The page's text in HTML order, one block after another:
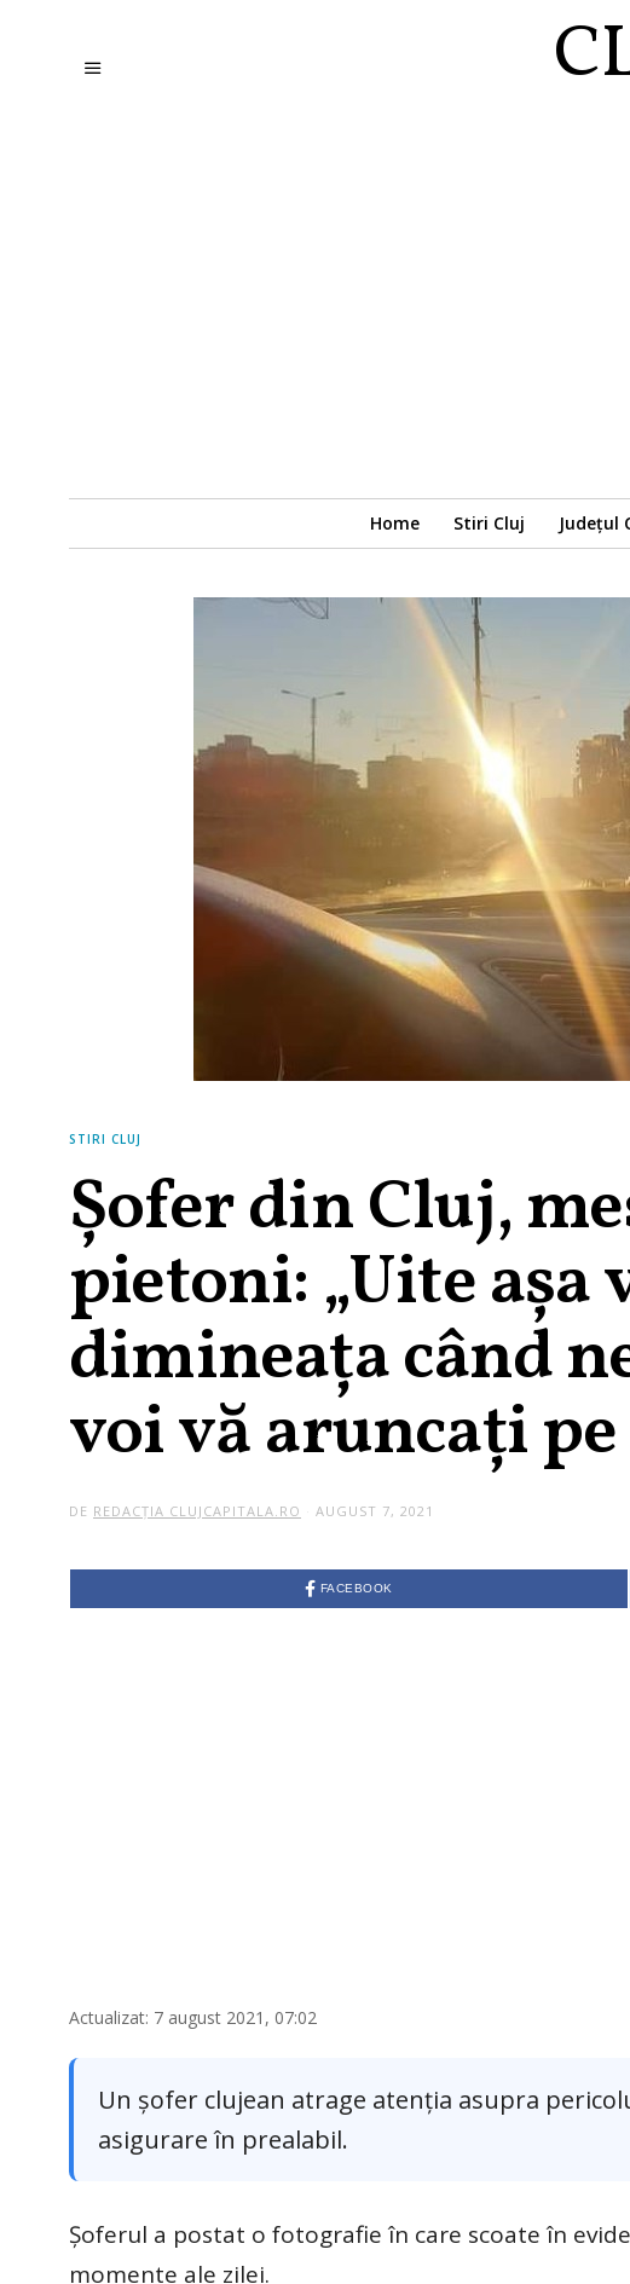
Home Stiri Cluj Județul
STIRI CLUJ
Șofer din Cluj,
pietoni: „Uite
dimineața când
voi vă aruncați
DE REDACȚIA CLUJCAPITALA.RO AUGUST 7, 2021
FACEBOOK
Actualizat: 7 august 2021, 07:02
Un șofer clujean atrage atenția asupra
asigurare în prealabil.
Șoferul a postat o fotografie în care scoate în
momente ale zilei.